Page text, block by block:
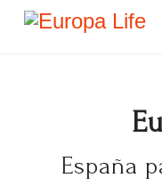
España